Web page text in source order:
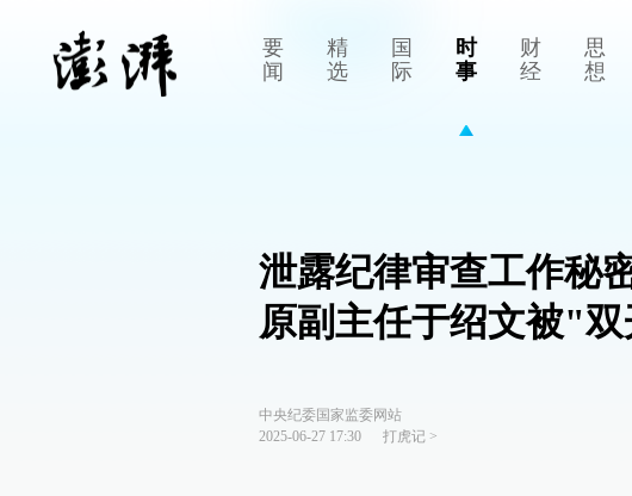
要
闻
精
选
国
际
时
事
财
经
思
想
泄露纪律审查工作秘
原副主任于绍文被"
中央纪委国家监委网站
2025-06-27 17:30
打虎记>